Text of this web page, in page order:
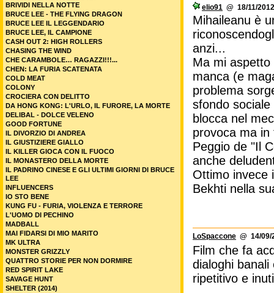
elio91 @ 18/11/
Mihaileanu è
anzi...
Ma mi
manca (e
problema
sfondo
blocca nel
provoca ma
Peggio de "Il
anche
Ottimo invece
Bekhti nella
LoSpaccone @ 14/09/
Film che fa
dialoghi
ripetitivo e
BRIVIDI NELLA NOTTE
BRUCE LEE - THE FLYING DRAGON
BRUCE LEE IL LEGGENDARIO
BRUCE LEE, IL CAMPIONE
CASH OUT 2: HIGH ROLLERS
CHASING THE WIND
CHE CARAMBOLE… RAGAZZI!!!...
CHEN: LA FURIA SCATENATA
COLD MEAT
COLONY
CROCIERA CON DELITTO
DA HONG KONG: L'URLO, IL FURORE, LA MORTE
DELIBAL - DOLCE VELENO
GOOD FORTUNE
IL DIVORZIO DI ANDREA
IL GIUSTIZIERE GIALLO
IL KILLER GIOCA CON IL FUOCO
IL MONASTERO DELLA MORTE
IL PADRINO CINESE E GLI ULTIMI GIORNI DI BRUCE
LEE
INFLUENCERS
IO STO BENE
KUNG FU - FURIA, VIOLENZA E TERRORE
L'UOMO DI PECHINO
MADBALL
MAI FIDARSI DI MIO MARITO
MK ULTRA
MONSTER GRIZZLY
QUATTRO STORIE PER NON DORMIRE
RED SPIRIT LAKE
SAVAGE HUNT
SHELTER (2014)